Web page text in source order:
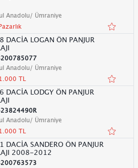
Anadolu/ Ümraniye
DACİA LOGAN ÖN PANJUR
Anadolu/ Ümraniye
TL
DACİA LODGY ÖN PANJUR
Anadolu/ Ümraniye
TL
DACİA SANDERO ÖN PANJUR
2008-2012